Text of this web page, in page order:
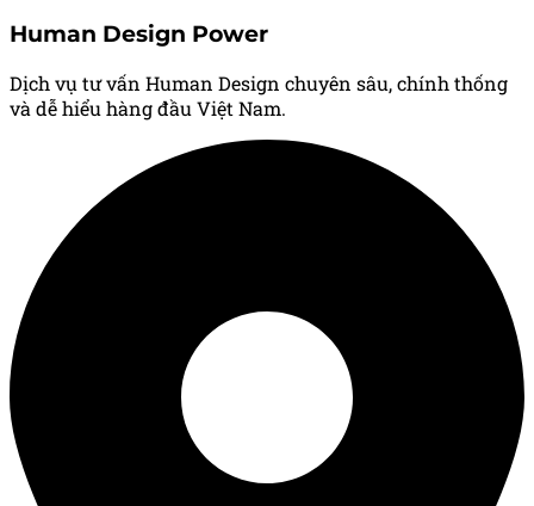
Human Design Power
Dịch vụ tư vấn Human Design chuyên sâu, chính thống
và dễ hiểu hàng đầu Việt Nam.